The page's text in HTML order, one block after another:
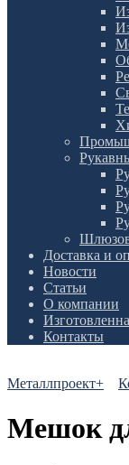
Доставка и
Новости
Статьи
О компании
Контакты
Металлпроект+
Мешок